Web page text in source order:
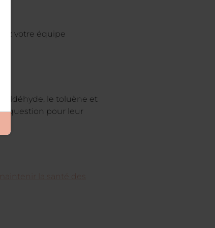
votre équipe
le toluène et
question pour leur
la santé des